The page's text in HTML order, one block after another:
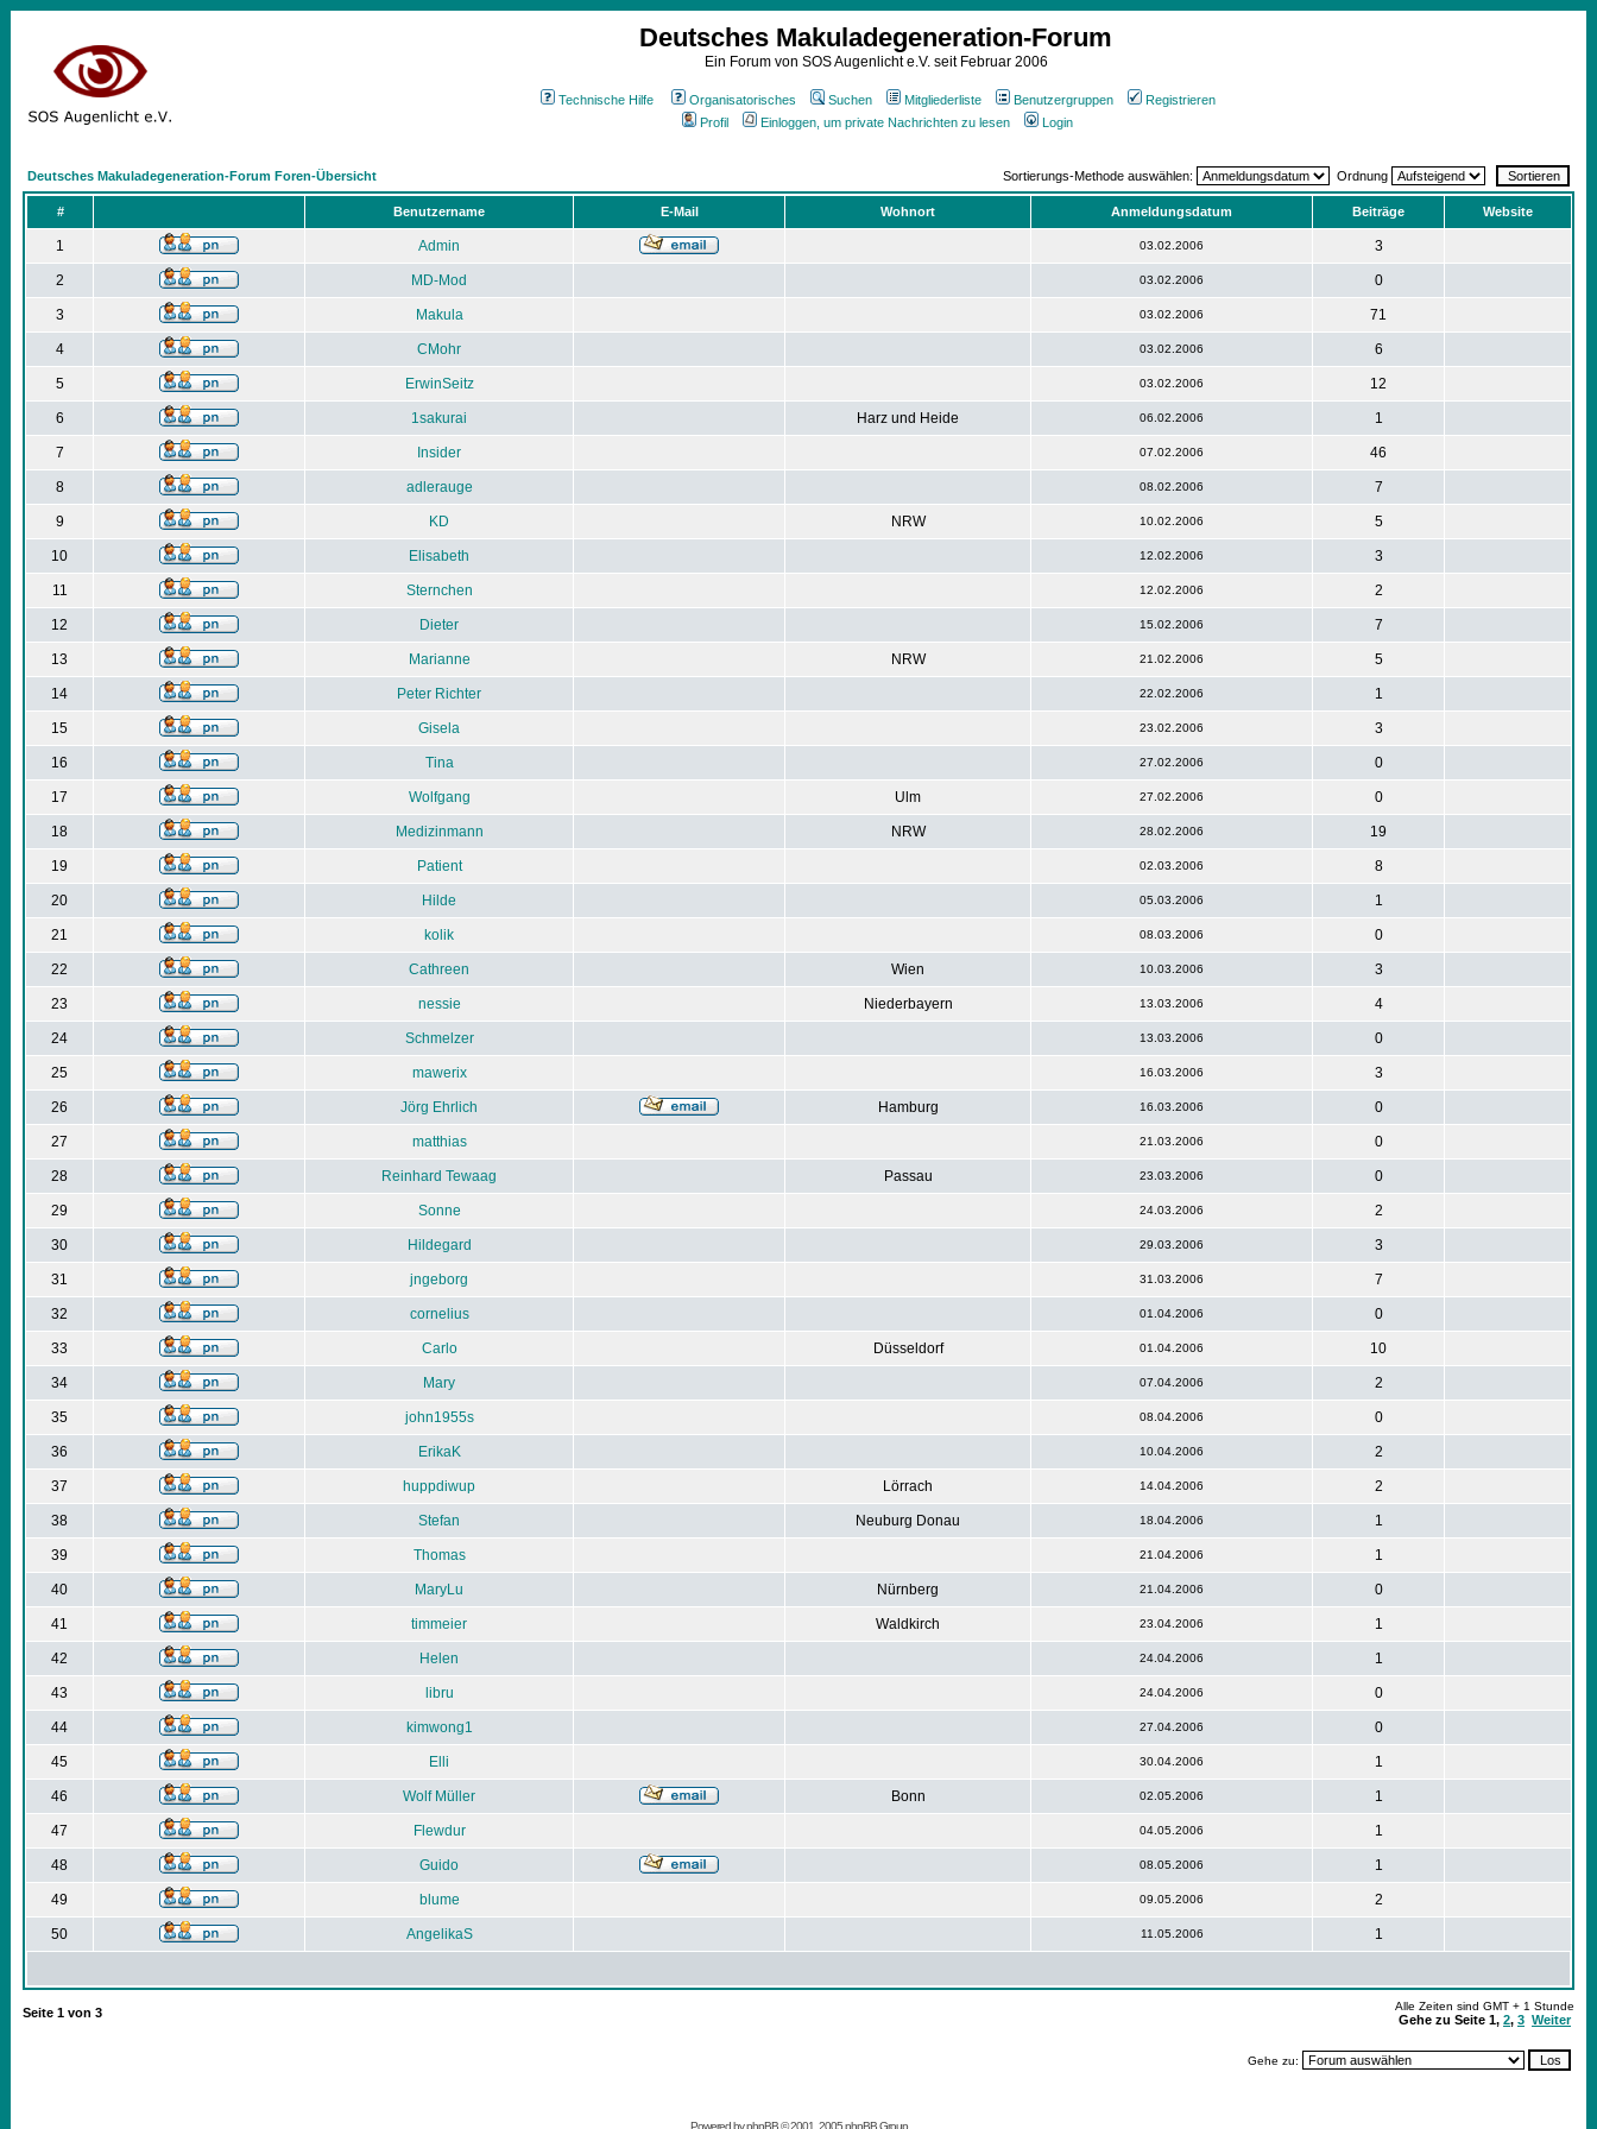
Deutsches Makuladegeneration-Forum
Ein Forum von SOS Augenlicht e.V. seit Februar 2006
Technische Hilfe Organisatorisches Suchen Mitgliederliste Benutzergruppen
Registrieren
Profil
Einloggen, um private Nachrichten zu lesen Login
Deutsches Makuladegeneration-Forum Foren-Übersicht Sortierungs-Methode auswählen: Ordnung
# Benutzername E-Mail Wohnort Anmeldungsdatum Beiträge Website
1 Admin 03.02.2006 3
2 MD-Mod 03.02.2006 0
3 Makula 03.02.2006 71
4 CMohr 03.02.2006 6
5 ErwinSeitz 03.02.2006 12
6 1sakurai Harz und Heide 06.02.2006 1
7 Insider 07.02.2006 46
8 adlerauge 08.02.2006 7
9 KD NRW 10.02.2006 5
10 Elisabeth 12.02.2006 3
11 Sternchen 12.02.2006 2
12 Dieter 15.02.2006 7
13 Marianne NRW 21.02.2006 5
14 Peter Richter 22.02.2006 1
15 Gisela 23.02.2006 3
16 Tina 27.02.2006 0
17 Wolfgang Ulm 27.02.2006 0
18 Medizinmann NRW 28.02.2006 19
19 Patient 02.03.2006 8
20 Hilde 05.03.2006 1
21 kolik 08.03.2006 0
22 Cathreen Wien 10.03.2006 3
23 nessie Niederbayern 13.03.2006 4
24 Schmelzer 13.03.2006 0
25 mawerix 16.03.2006 3
26 Jörg Ehrlich Hamburg 16.03.2006 0
27 matthias 21.03.2006 0
28 Reinhard Tewaag Passau 23.03.2006 0
29 Sonne 24.03.2006 2
30 Hildegard 29.03.2006 3
31 jngeborg 31.03.2006 7
32 cornelius 01.04.2006 0
33 Carlo Düsseldorf 01.04.2006 10
34 Mary 07.04.2006 2
35 john1955s 08.04.2006 0
36 ErikaK 10.04.2006 2
37 huppdiwup Lörrach 14.04.2006 2
38 Stefan Neuburg Donau 18.04.2006 1
39 Thomas 21.04.2006 1
40 MaryLu Nürnberg 21.04.2006 0
41 timmeier Waldkirch 23.04.2006 1
42 Helen 24.04.2006 1
43 libru 24.04.2006 0
44 kimwong1 27.04.2006 0
45 Elli 30.04.2006 1
46 Wolf Müller Bonn 02.05.2006 1
47 Flewdur 04.05.2006 1
48 Guido 08.05.2006 1
49 blume 09.05.2006 2
50 AngelikaS 11.05.2006 1
Seite 1 von 3 Alle Zeiten sind GMT + 1 Stunde
Gehe zu Seite 1, 2, 3 Weiter
Gehe zu:
Powered byphpBB© 2001, 2005 phpBB Group